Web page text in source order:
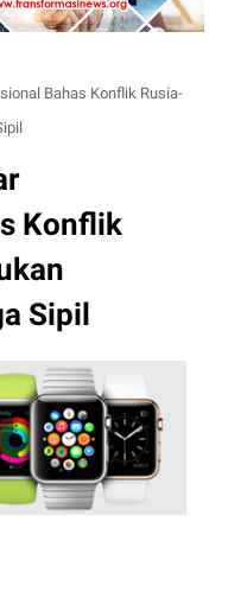
Bahas Konflik Rusia-
Konflik
Sipil